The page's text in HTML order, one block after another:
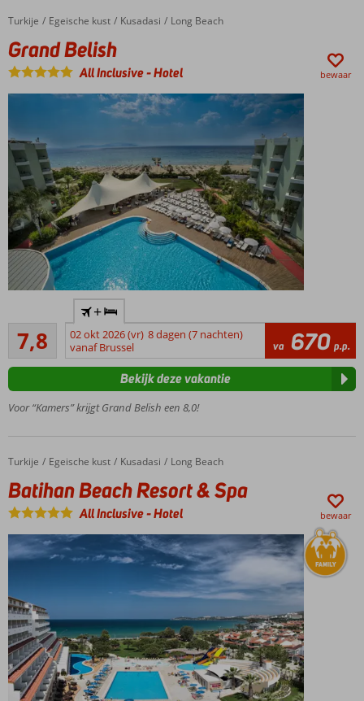
Home
Turkije Egeische kust Kusadasi Long Beach
Grand Belish
Grand Belish
All Inclusive-Hotel bewaar
direct
aan zee
Ruime
Tal van
7,8
Goed
25
beoordelingen
+
02 okt 2026 (vr) 8 dagen (7 nachten)
vanaf Brussel
va 670 p.p.
Voor “Kamers” krijgt Grand Belish een 8,0!
Bekijk deze vakantie
Home
Turkije Egeische kust Kusadasi Long Beach
Batihan Beach Resort & Spa
Batihan Beach Resort & Spa
All Inclusive-Hotel bewaar